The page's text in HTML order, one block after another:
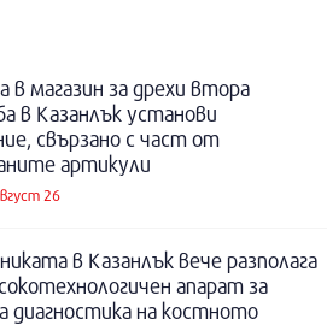
в магазин за дрехи втора
в Казанлък установи
свързано с част от
артикули
26
в Казанлък вече разполага
апарат за
диагностика на костното